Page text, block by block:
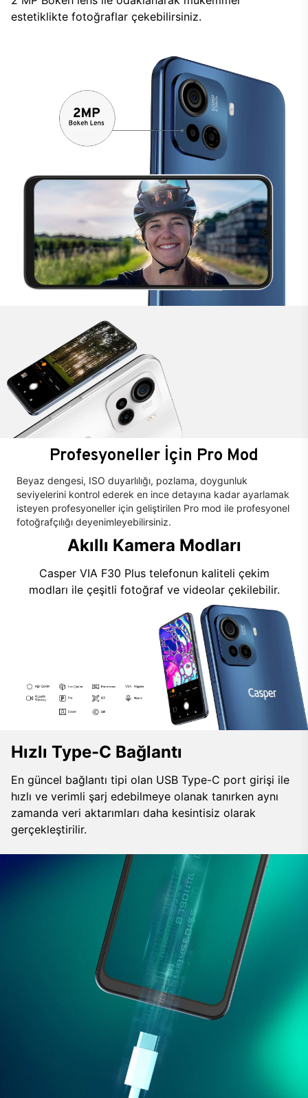
estetiklikte fotoğraflar çekebilirsiniz.
Profesyoneller İçin Pro Mod
Beyaz dengesi, ISO duyarlılığı, pozlama, doygunluk
seviyelerini kontrol ederek en ince detayına kadar ayarlamak
isteyen profesyoneller için geliştirilen Pro mod ile profesyonel
fotoğrafçılığı deyenimleyebilirsiniz.
Akıllı Kamera Modları
Casper VIA F30 Plus telefonun kaliteli çekim
modları ile çeşitli fotoğraf ve videolar çekilebilir.
Hızlı Type-C Bağlantı
En güncel bağlantı tipi olan USB Type-C port girişi ile
hızlı ve verimli şarj edebilmeye olanak tanırken aynı
zamanda veri aktarımları daha kesintisiz olarak
gerçekleştirilir.